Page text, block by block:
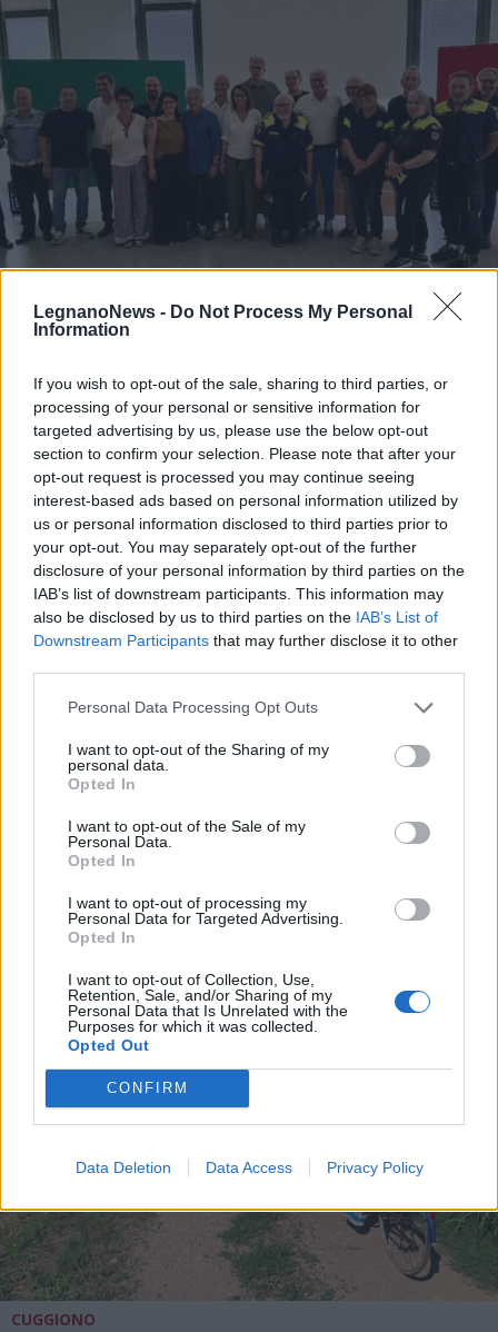
LegnanoNews - Do Not Process My Personal
Information
If you wish to opt-out of the sale, sharing to third parties, or
processing of your personal or sensitive information for
targeted advertising by us, please use the below opt-out
section to confirm your selection. Please note that after your
opt-out request is processed you may continue seeing
interest-based ads based on personal information utilized by
us or personal information disclosed to third parties prior to
your opt-out. You may separately opt-out of the further
disclosure of your personal information by third parties on the
IAB’s list of downstream participants. This information may
also be disclosed by us to third parties on the IAB’s List of
Downstream Participants that may further disclose it to other
Personal Data Processing Opt Outs
I want to opt-out of the Sharing of my
personal data.
Opted In
I want to opt-out of the Sale of my
Personal Data.
Opted In
I want to opt-out of processing my
Personal Data for Targeted Advertising.
Opted In
I want to opt-out of Collection, Use,
Retention, Sale, and/or Sharing of my
Personal Data that Is Unrelated with the
Purposes for which it was collected.
Opted Out
CONFIRM
Data Deletion Data Access Privacy Policy
PROTEZIONE CIVILE
Piano Metropolitano di Protezione
Civile, incontro a Inveruno con
sindaci e amministratori dell’Alto
Milanese
SICUREZZA
Furto da 25 mila euro in una ditta a
speciali
CUGGIONO